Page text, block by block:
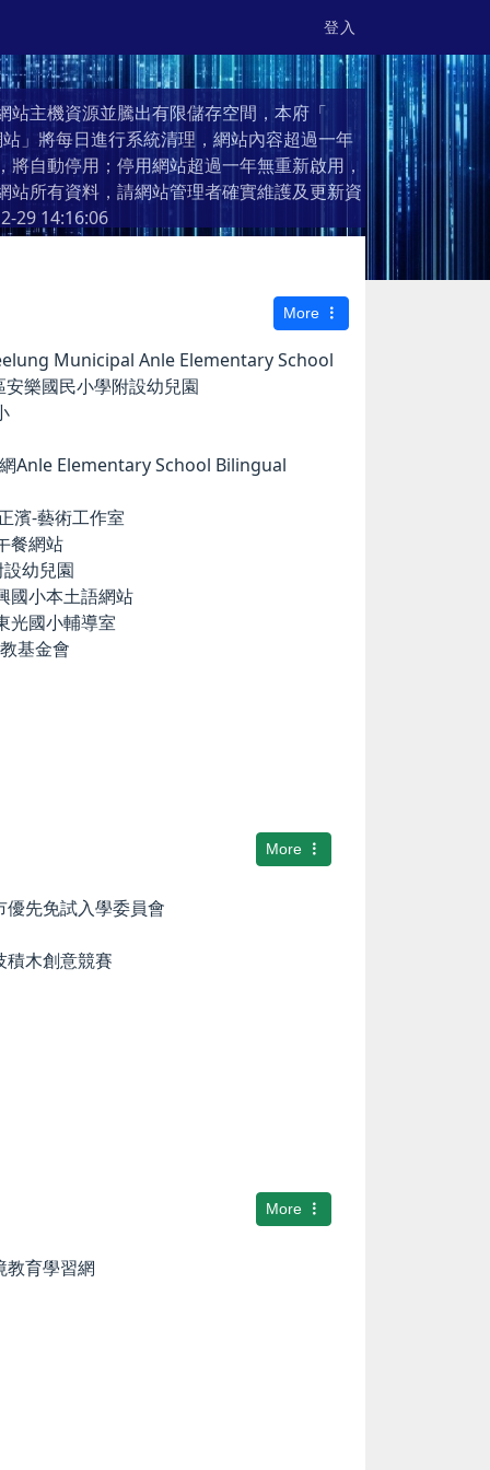
登入
站主機資源並騰出有限儲存空間，本府「
」將每日進行系統清理，網站內容超過一年
將自動停用；停用網站超過一年無重新啟用，
站所有資料，請網站管理者確實維護及更新資
29 14:16:06
More
Municipal Anle Elementary School
樂國民小學附設幼兒園
Anle Elementary School Bilingual
濱-藝術工作室
餐網站
幼兒園
國小本土語網站
光國小輔導室
基金會
More
先免試入學委員會
積木創意競賽
More
教育學習網